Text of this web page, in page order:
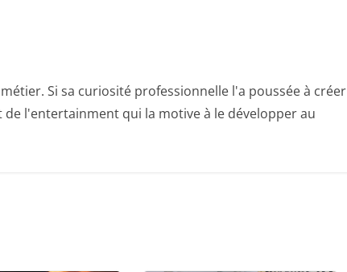
Si sa curiosité professionnelle l'a poussée à créer
l'entertainment qui la motive à le développer au